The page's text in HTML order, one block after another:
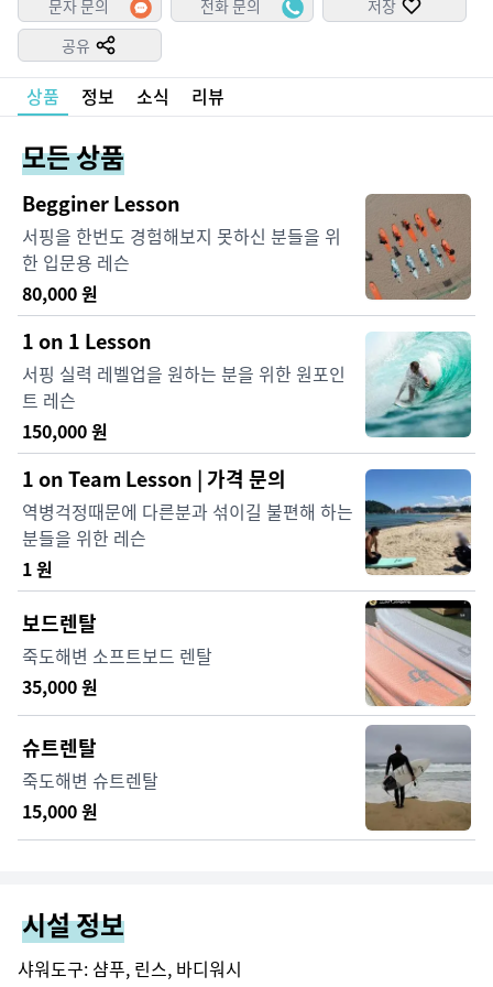
문자 문의 전화 문의
저장
공유
상품 정보 소식 리뷰
시설 정보
샤워도구: 샴푸, 린스, 바디워시
모든 상품
Begginer Lesson
서핑을 한번도 경험해보지 못하신 분들을 위
한 입문용 레슨
80,000원
1 on 1 Lesson
서핑 실력 레벨업을 원하는 분을 위한 원포인
트 레슨
150,000원
1 on Team Lesson | 가격 문의
역병걱정때문에 다른분과 섞이길 불편해 하는
분들을 위한 레슨
1원
보드렌탈
죽도해변 소프트보드 렌탈
35,000원
슈트렌탈
죽도해변 슈트렌탈
15,000원